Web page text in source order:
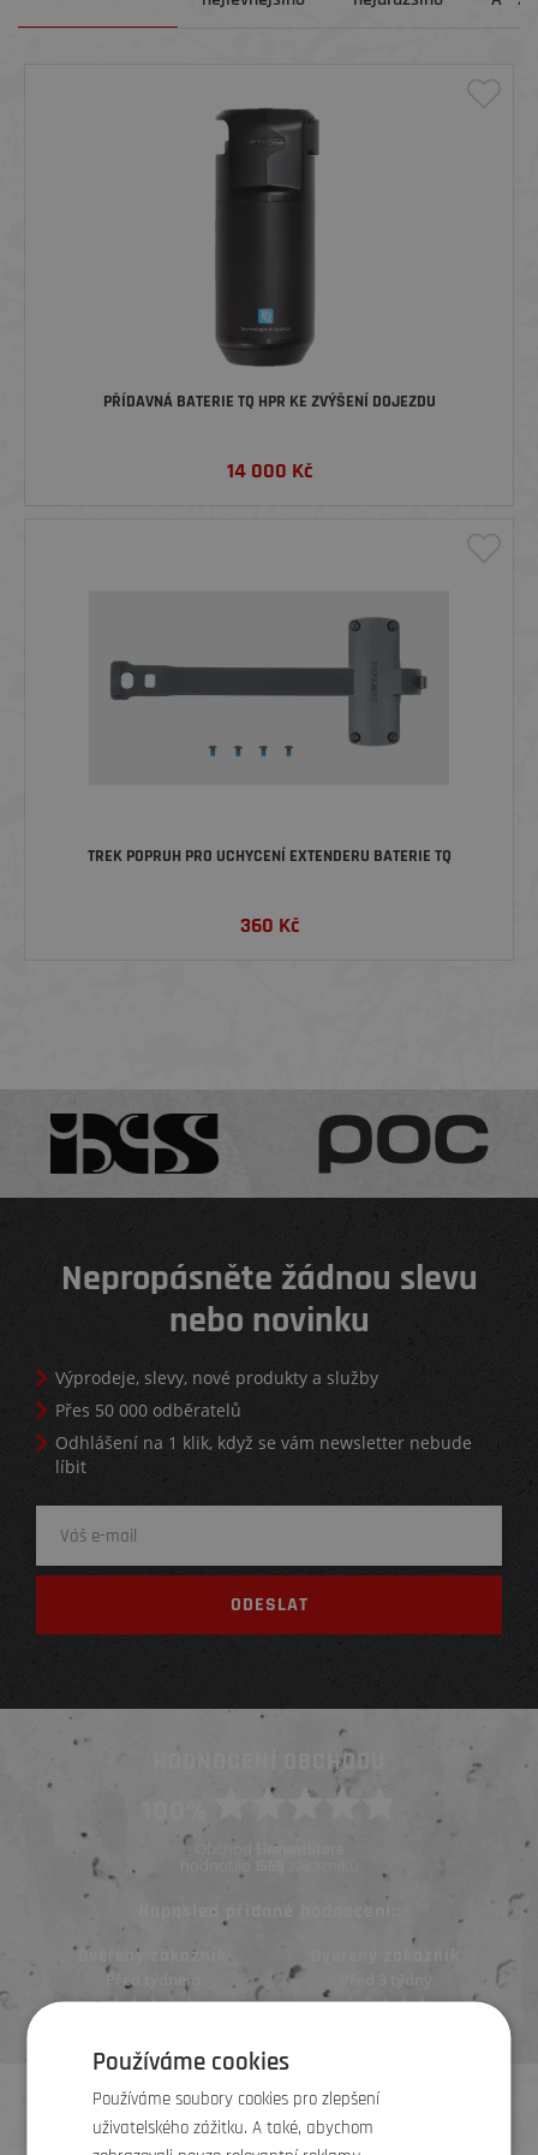
PŘÍDAVNÁ BATERIE TQ HPR KE ZVÝŠENÍ DOJEZDU
14 000 Kč
TREK POPRUH PRO UCHYCENÍ EXTENDERU BATERIE TQ
360 Kč
Nepropásněte žádnou slevu
nebo novinku
Výprodeje, slevy, nové produkty a služby
Přes 50 000 odběratelů
Odhlášení na 1 klik, když se vám newsletter nebude
líbit
HODNOCENÍ OBCHODU
Obchod ElementStore
hodnotilo
Naposled přidané hodnocení::
Ověřený zákazník
Před týdnem
KONTAKTY
Používáme cookies
Používáme soubory cookies pro zlepšení
uživatelského zážitku. A také, abychom